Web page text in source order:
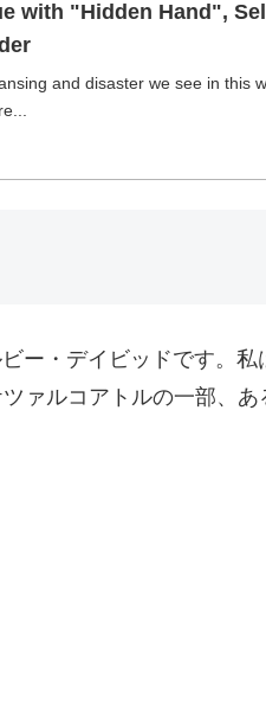
with "Hidden Hand",
and disaster we see in this
ー・デイビッドです。私
ァルコアトルの一部、あ